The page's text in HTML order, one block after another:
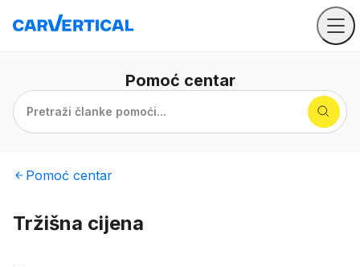
Pomoć centar
Pretraži članke pomoći...
Pomoć centar
Tržišna cijena